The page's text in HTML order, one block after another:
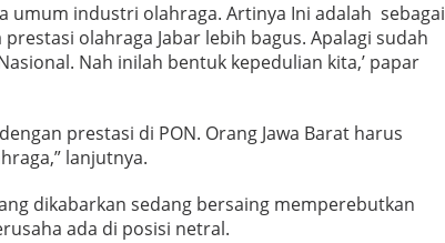
umum industri olahraga. Artinya Ini adalah sebagai
olahraga Jabar lebih bagus. Apalagi sudah
Nah inilah bentuk kepedulian kita,’ papar
prestasi di PON. Orang Jawa Barat harus
lanjutnya.
dikabarkan sedang bersaing memperebutkan
ada di posisi netral.